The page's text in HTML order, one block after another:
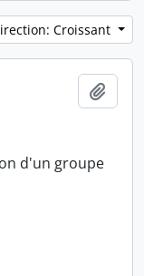
Croissant
d'un groupe